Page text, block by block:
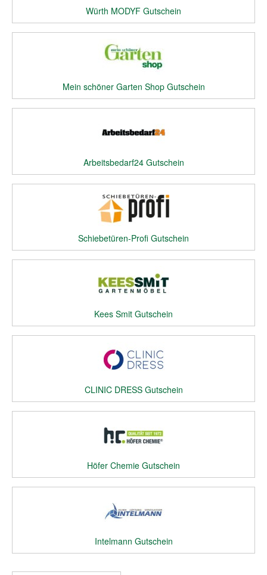
Würth MODYF Gutschein
Mein schöner Garten Shop Gutschein
Arbeitsbedarf24 Gutschein
Schiebetüren-Profi Gutschein
Kees Smit Gutschein
CLINIC DRESS Gutschein
Höfer Chemie Gutschein
Intelmann Gutschein